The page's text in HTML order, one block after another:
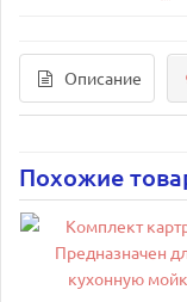
Описание
Похожие